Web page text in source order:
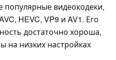
популярные видеокодеки,
HEVC, VP9 и AV1. Его
достаточно хороша,
на низких настройках